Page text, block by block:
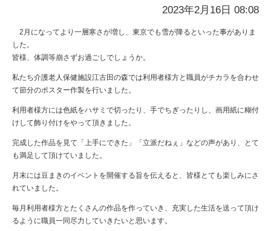
2023年2月16日 08:08
2月になってより一層寒さが増し、東京でも雪が降るといった事がありま
した。
皆様、体調等崩さずお過ごしでしょうか。
私たち介護老人保健施設江古田の森では利用者様方と職員がチカラを合わせ
て節分のポスター作製を行いました。
利用者様方には色紙をハサミで切ったり、手でちぎったりし、画用紙に糊付
けして飾り付けをやって頂きました。
完成した作品を見て「上手にできた」「立派だねぇ」などの声があり、とて
も満足して頂けていました。
月末には豆まきのイベントを開催する旨を伝えると、皆様とても楽しみにさ
れていました。
毎月利用者様方とたくさんの作品を作っていき、充実した生活を送って頂け
るように職員一同尽力していきたいと思います。